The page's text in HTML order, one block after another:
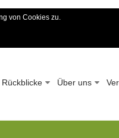
Rückblicke Über uns
von Cookies zu.